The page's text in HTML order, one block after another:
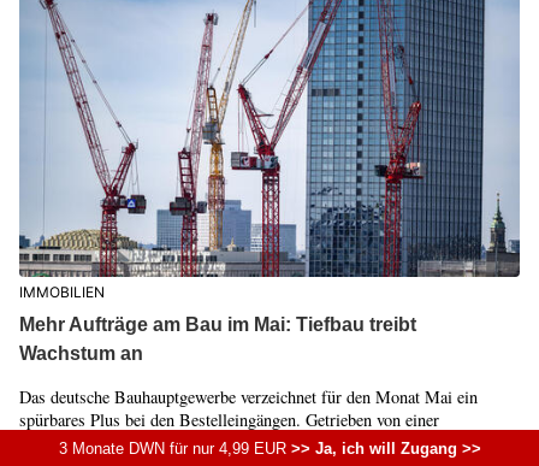
IMMOBILIEN
Mehr Aufträge am Bau im Mai: Tiefbau treibt
Wachstum an
Das deutsche Bauhauptgewerbe verzeichnet für den Monat Mai ein
spürbares Plus bei den Bestelleingängen. Getrieben von einer
besonders...
3 Monate DWN für nur 4,99 EUR>> Ja, ich will Zugang >>